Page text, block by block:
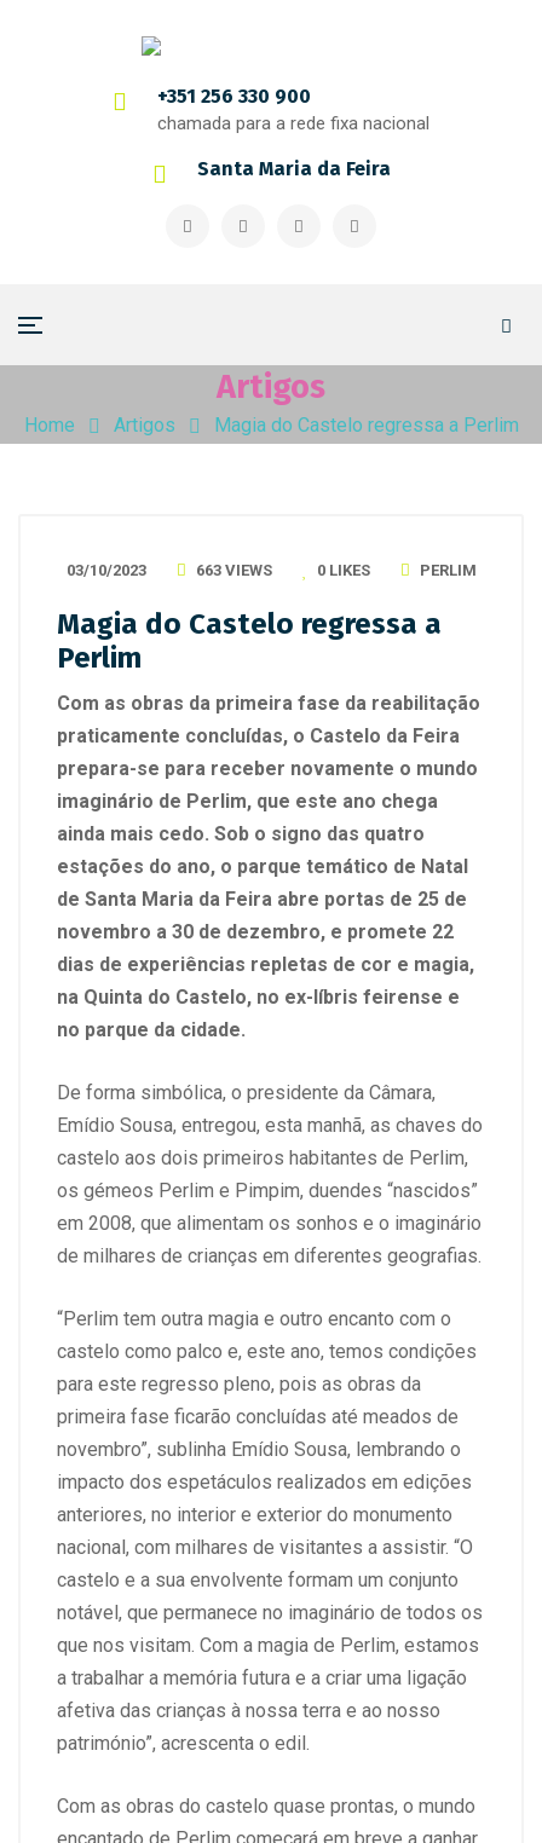
+351 256 330 900
chamada para a rede fixa nacional
Santa Maria da Feira
Artigos
Home Artigos Magia do Castelo regressa a Perlim
03/10/2023 663 VIEWS 0 LIKES PERLIM
Magia do Castelo regressa a
Perlim
Com as obras da primeira fase da reabilitação
praticamente concluídas, o Castelo da Feira
prepara-se para receber novamente o mundo
imaginário de Perlim, que este ano chega
ainda mais cedo. Sob o signo das quatro
estações do ano, o parque temático de Natal
de Santa Maria da Feira abre portas de 25 de
novembro a 30 de dezembro, e promete 22
dias de experiências repletas de cor e magia,
na Quinta do Castelo, no ex-líbris feirense e
no parque da cidade.
De forma simbólica, o presidente da Câmara,
Emídio Sousa, entregou, esta manhã, as chaves do
castelo aos dois primeiros habitantes de Perlim,
os gémeos Perlim e Pimpim, duendes “nascidos”
em 2008, que alimentam os sonhos e o imaginário
de milhares de crianças em diferentes geografias.
“Perlim tem outra magia e outro encanto com o
castelo como palco e, este ano, temos condições
para este regresso pleno, pois as obras da
primeira fase ficarão concluídas até meados de
novembro”, sublinha Emídio Sousa, lembrando o
impacto dos espetáculos realizados em edições
anteriores, no interior e exterior do monumento
nacional, com milhares de visitantes a assistir. “O
castelo e a sua envolvente formam um conjunto
notável, que permanece no imaginário de todos os
que nos visitam. Com a magia de Perlim, estamos
a trabalhar a memória futura e a criar uma ligação
afetiva das crianças à nossa terra e ao nosso
património”, acrescenta o edil.
Com as obras do castelo quase prontas, o mundo